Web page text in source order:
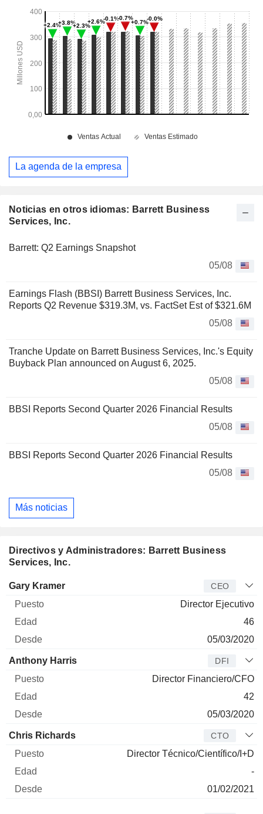
Noticias en otros idiomas: Barrett Business
Services, Inc.
Barrett: Q2 Earnings Snapshot
05/08
Earnings Flash (BBSI) Barrett Business Services, Inc.
Reports Q2 Revenue $319.3M, vs. FactSet Est of $321.6M
05/08
Tranche Update on Barrett Business Services, Inc.'s Equity
Buyback Plan announced on August 6, 2025.
05/08
BBSI Reports Second Quarter 2026 Financial Results
05/08
BBSI Reports Second Quarter 2026 Financial Results
05/08
Más noticias
Directivos y Administradores: Barrett Business
Services, Inc.
Director Puesto
Gary Kramer CEO
Director Ejecutivo
46
05/03/2020
Anthony Harris DFI
Director Financiero/CFO
42
05/03/2020
Chris Richards CTO
Director Técnico/Científico/I+D
-
01/02/2021
La agenda de la empresa